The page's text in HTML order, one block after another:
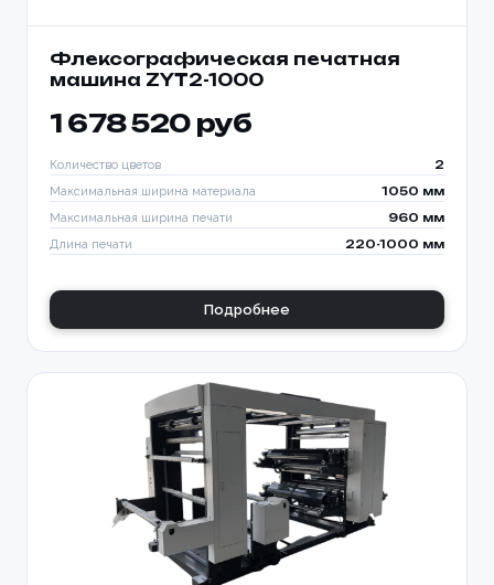
Флексографическая печатная
машина ZYT2-1000
1 678 520 руб
Количество цветов 2
Максимальная ширина материала 1050 мм
Максимальная ширина печати 960 мм
Длина печати 220-1000 мм
Подробнее